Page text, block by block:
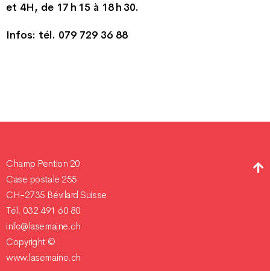
et 4H, de 17 h 15 à 18 h 30.
Infos: tél. 079 729 36 88
Champ Pention 20
Case postale 255
CH-2735 Bévilard Suisse
Tél. 032 491 60 80
info@lasemaine.ch
Copyright ©
www.lasemaine.ch